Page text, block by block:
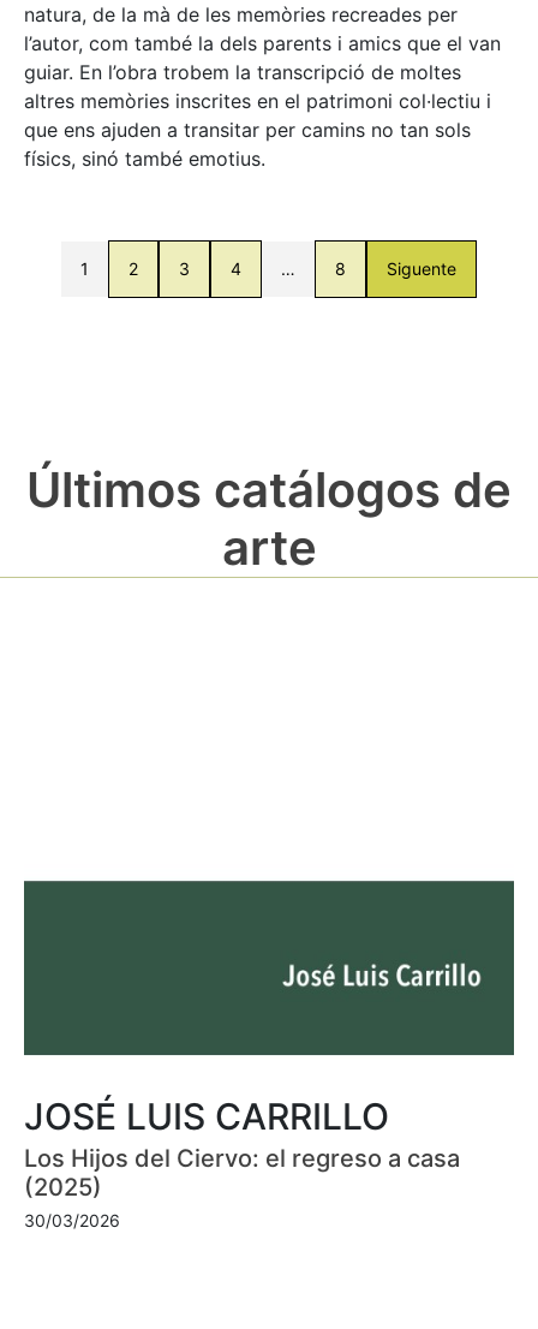
natura, de la mà de les memòries recreades per
l’autor, com també la dels parents i amics que el van
guiar. En l’obra trobem la transcripció de moltes
altres memòries inscrites en el patrimoni col·lectiu i
que ens ajuden a transitar per camins no tan sols
físics, sinó també emotius.
1 2 3 4 … 8 Siguente
Últimos catálogos de
arte
JOSÉ LUIS CARRILLO
Los Hijos del Ciervo: el regreso a casa
(2025)
30/03/2026